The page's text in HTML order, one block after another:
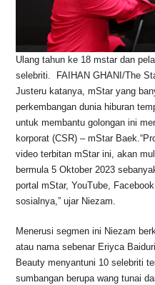
Ulang tahun ke 18 mstar dan
selebriti.  FAIHAN GHANI/The
Justeru katanya, mStar yang
perkembangan dunia hiburan
untuk membantu golongan ini
korporat (CSR) – mStar
video terbitan mStar ini, akan
bermula 5 Oktober 2023
portal mStar, YouTube,
sosialnya,” ujar Niezam.
Menerusi segmen ini Niezam
atau nama sebenar Eriyca
Beauty menyantuni 10 selebriti
sumbangan berupa wang tunai